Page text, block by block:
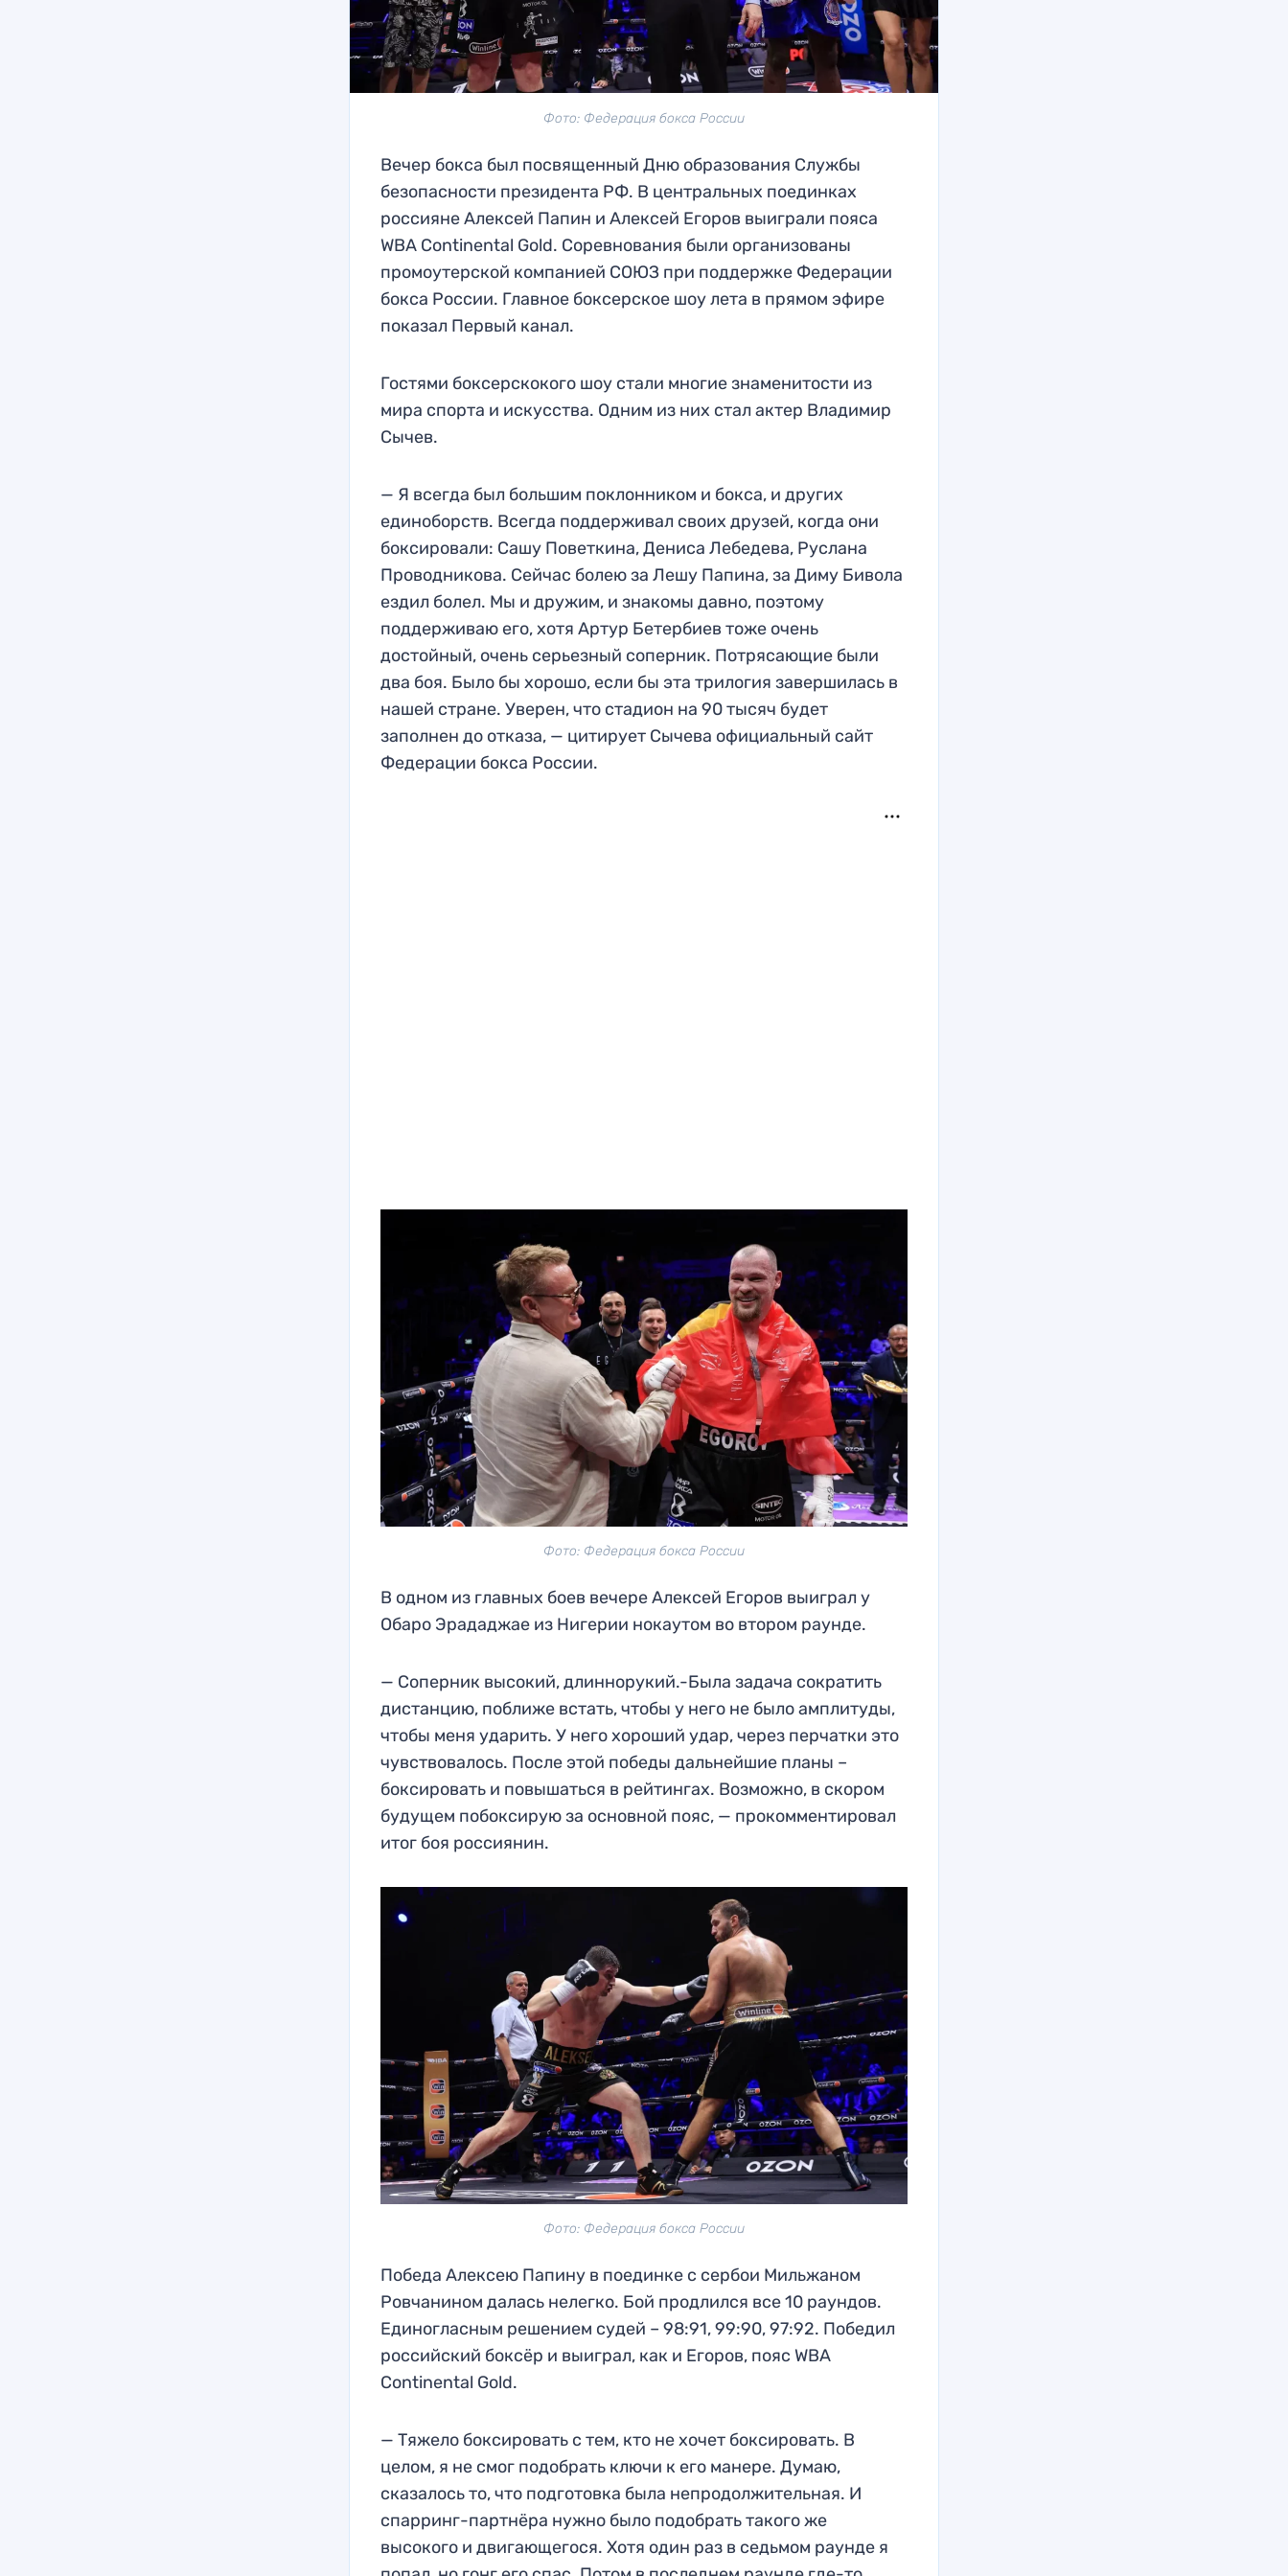
Фото: Федерация бокса России
Вечер бокса был посвященный Дню образования Службы
безопасности президента РФ. В центральных поединках
россияне Алексей Папин и Алексей Егоров выиграли пояса
WBA Continental Gold. Соревнования были организованы
промоутерской компанией СОЮЗ при поддержке Федерации
бокса России. Главное боксерское шоу лета в прямом эфире
показал Первый канал.
Гостями боксерскокого шоу стали многие знаменитости из
мира спорта и искусства. Одним из них стал актер Владимир
Сычев.
— Я всегда был большим поклонником и бокса, и других
единоборств. Всегда поддерживал своих друзей, когда они
боксировали: Сашу Поветкина, Дениса Лебедева, Руслана
Проводникова. Сейчас болею за Лешу Папина, за Диму Бивола
ездил болел. Мы и дружим, и знакомы давно, поэтому
поддерживаю его, хотя Артур Бетербиев тоже очень
достойный, очень серьезный соперник. Потрясающие были
два боя. Было бы хорошо, если бы эта трилогия завершилась в
нашей стране. Уверен, что стадион на 90 тысяч будет
заполнен до отказа, — цитирует Сычева официальный сайт
Федерации бокса России.
Фото: Федерация бокса России
В одном из главных боев вечере Алексей Егоров выиграл у
Обаро Эрададжае из Нигерии нокаутом во втором раунде.
— Соперник высокий, длиннорукий.-Была задача сократить
дистанцию, поближе встать, чтобы у него не было амплитуды,
чтобы меня ударить. У него хороший удар, через перчатки это
чувствовалось. После этой победы дальнейшие планы –
боксировать и повышаться в рейтингах. Возможно, в скором
будущем побоксирую за основной пояс, — прокомментировал
итог боя россиянин.
Фото: Федерация бокса России
Победа Алексею Папину в поединке с сербои Мильжаном
Ровчанином далась нелегко. Бой продлился все 10 раундов.
Единогласным решением судей – 98:91, 99:90, 97:92. Победил
российский боксёр и выиграл, как и Егоров, пояс WBA
Continental Gold.
— Тяжело боксировать с тем, кто не хочет боксировать. В
целом, я не смог подобрать ключи к его манере. Думаю,
сказалось то, что подготовка была непродолжительная. И
спарринг-партнёра нужно было подобрать такого же
высокого и двигающегося. Хотя один раз в седьмом раунде я